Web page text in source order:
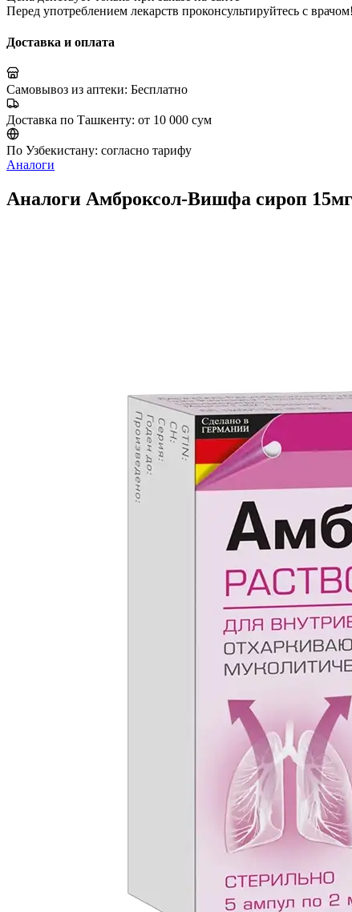
Перед употреблением лекарств проконсультируйтесь с врачом!
Доставка и оплата
Самовывоз из аптеки: Бесплатно
Доставка по Ташкенту: от 10 000 сум
По Узбекистану: согласно тарифу
Аналоги
Аналоги Амброксол-Вишфа сироп